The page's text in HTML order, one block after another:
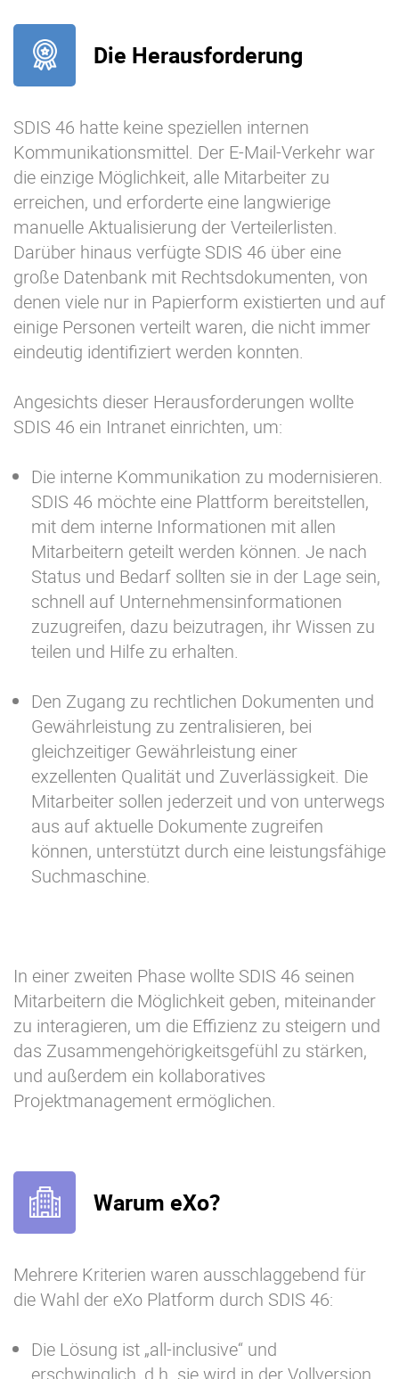
Die Herausforderung
SDIS 46 hatte keine speziellen internen
Kommunikationsmittel. Der E-Mail-Verkehr war
die einzige Möglichkeit, alle Mitarbeiter zu
erreichen, und erforderte eine langwierige
manuelle Aktualisierung der Verteilerlisten.
Darüber hinaus verfügte SDIS 46 über eine
große Datenbank mit Rechtsdokumenten, von
denen viele nur in Papierform existierten und auf
einige Personen verteilt waren, die nicht immer
eindeutig identifiziert werden konnten.
Angesichts dieser Herausforderungen wollte
SDIS 46 ein Intranet einrichten, um:
Die interne Kommunikation zu modernisieren.
SDIS 46 möchte eine Plattform bereitstellen,
mit dem interne Informationen mit allen
Mitarbeitern geteilt werden können. Je nach
Status und Bedarf sollten sie in der Lage sein,
schnell auf Unternehmensinformationen
zuzugreifen, dazu beizutragen, ihr Wissen zu
teilen und Hilfe zu erhalten.
Den Zugang zu rechtlichen Dokumenten und
Gewährleistung zu zentralisieren, bei
gleichzeitiger Gewährleistung einer
exzellenten Qualität und Zuverlässigkeit. Die
Mitarbeiter sollen jederzeit und von unterwegs
aus auf aktuelle Dokumente zugreifen
können, unterstützt durch eine leistungsfähige
Suchmaschine.
In einer zweiten Phase wollte SDIS 46 seinen
Mitarbeitern die Möglichkeit geben, miteinander
zu interagieren, um die Effizienz zu steigern und
das Zusammengehörigkeitsgefühl zu stärken,
und außerdem ein kollaboratives
Projektmanagement ermöglichen.
Warum eXo?
Mehrere Kriterien waren ausschlaggebend für
die Wahl der eXo Platform durch SDIS 46:
Die Lösung ist „all-inclusive“ und
erschwinglich, d.h. sie wird in der Vollversion